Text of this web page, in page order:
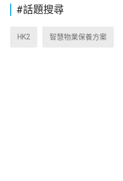
#話題搜尋
HK2 智慧物業保養方案